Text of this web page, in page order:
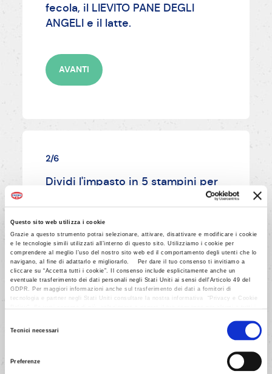
Questo sito web utilizza i cookie
Grazie a questo strumento potrai selezionare, attivare, disattivare e modificare i cookie
e le tecnologie simili utilizzati all’interno di questo sito. Utilizziamo i cookie per
comprendere al meglio l’uso del nostro sito web ed il comportamento degli utenti che lo
navigano, al fine di adattarlo e migliorarlo. Per dare il tuo consenso ti invitiamo a
cliccare su “Accetta tutti i cookie”. Il consenso include esplicitamente anche un
eventuale trasferimento dei dati personali negli Stati Uniti ai sensi dell'Articolo 49 del
GDPR. Per maggiori informazioni anche sul trasferimento dei dati a fornitori di
tecnologia e partner negli Stati Uniti consultare la nostra informativa “Privacy e Cookie
Tecnici necessari
Preferenze
fecola, il LIEVITO PANE DEGLI
ANGELI e il latte.
AVANTI
2/6
Dividi l'impasto in 5 stampini per
pandoro imburrati e cosparsi con
biscotti).
AVANTI